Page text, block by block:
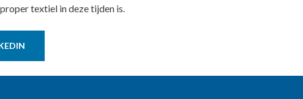
textiel in deze tijden is.